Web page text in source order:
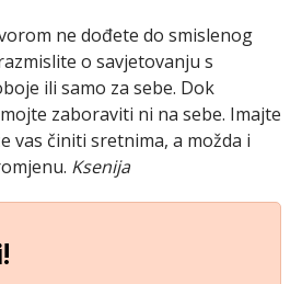
ne dođete do smislenog
o savjetovanju s
ili samo za sebe. Dok
zaboraviti ni na sebe. Imajte
vas činiti sretnima, a možda i
Ksenija